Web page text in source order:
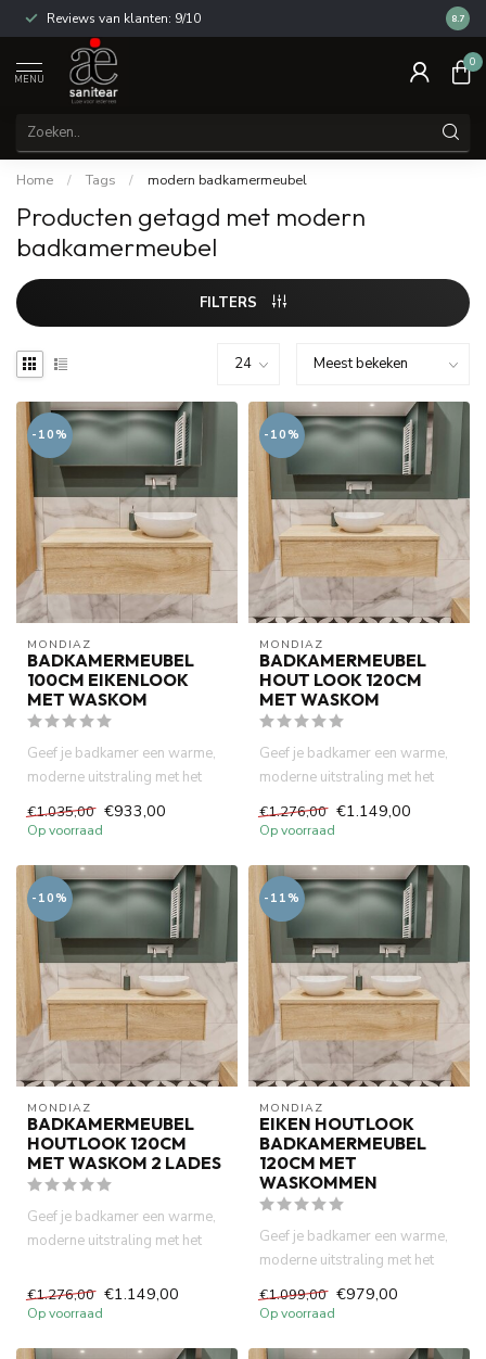
Reviews van klanten: 9/10 14
8.7
MENU
0
Home / Tags / modern badkamermeubel
Producten getagd met modern
badkamermeubel
FILTERS
-10%
MONDIAZ
BADKAMERMEUBEL
100CM EIKENLOOK
MET WASKOM
Geef je badkamer een warme,
moderne uitstraling met het
LUSH badkamermeubel van ...
€1.035,00 €933,00
Op voorraad
-10%
MONDIAZ
BADKAMERMEUBEL
HOUT LOOK 120CM
MET WASKOM
Geef je badkamer een warme,
moderne uitstraling met het
LUSH badkamermeubel hout...
€1.276,00 €1.149,00
Op voorraad
-10%
MONDIAZ
BADKAMERMEUBEL
HOUTLOOK 120CM
MET WASKOM 2 LADES
Geef je badkamer een warme,
moderne uitstraling met het
€1.276,00 €1.149,00
Op voorraad
-11%
MONDIAZ
EIKEN HOUTLOOK
BADKAMERMEUBEL
120CM MET
WASKOMMEN
Geef je badkamer een warme,
moderne uitstraling met het
LUSH badkamermeubel van ...
€1.099,00 €979,00
Op voorraad